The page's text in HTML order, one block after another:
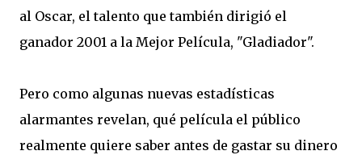
al Oscar, el talento que también dirigió el
ganador 2001 a la Mejor Película, "Gladiador".
Pero como algunas nuevas estadísticas
alarmantes revelan, qué película el público
realmente quiere saber antes de gastar su dinero